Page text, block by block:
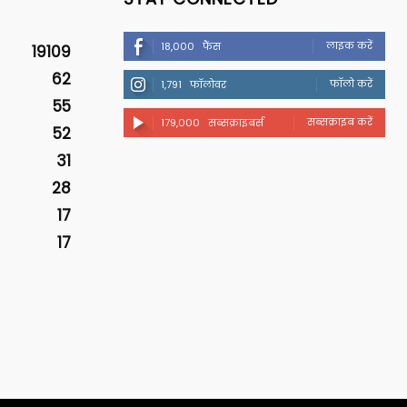
19109
62
55
52
31
28
17
17
18,000 फैंस लाइक करें
1,791 फॉलोवर फॉलो करें
179,000 सब्सक्राइबर्स सब्सक्राइब करें